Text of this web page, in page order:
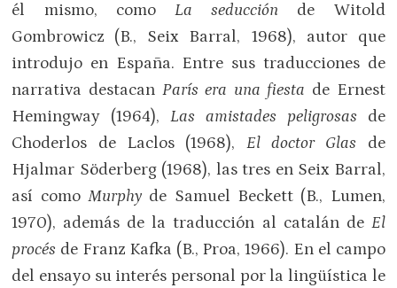
él mismo, como La seducción de Witold
Gombrowicz (B., Seix Barral, 1968), autor que
introdujo en España. Entre sus traducciones de
narrativa destacan París era una fiesta de Ernest
Hemingway (1964),Las amistades peligrosas de
Choderlos de Laclos (1968), El doctor Glas de
Hjalmar Söderberg (1968), las tres en Seix Barral,
así comoMurphy de Samuel Beckett (B., Lumen,
1970), además de la traducción al catalán de El
procés de Franz Kafka (B., Proa, 1966). En el campo
del ensayo su interés personal por la lingüística le